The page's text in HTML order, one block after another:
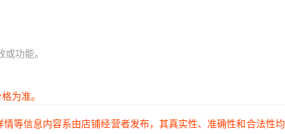
功能。
为准。
等信息内容系由店铺经营者发布，其真实性、准确性和合法性